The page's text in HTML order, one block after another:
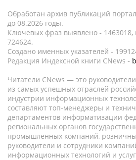
Обработан архив публикаций
до 08.2026 годы.
Ключевых фраз выявлено - 1463018,
724624.
Создано именных указателей -
Редакция Индексной книги CNews -
Читатели CNews — это
из самых успешных отраслей
индустрии информационных
составляют топ-менеджеры и
департаментов информатизации
региональных органов
промышленных компаний,
руководители и сотрудники
информационных технологий и